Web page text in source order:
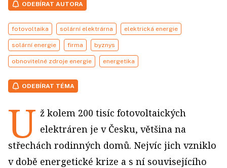
ODEBÍRAT AUTORA
fotovoltaika solární elektrárna elektrická energie
solární energie firma byznys
obnovitelné zdroje energie energetika
ODEBÍRAT TÉMA
U ž kolem 200 tisíc fotovoltaických
elektráren je v Česku, většina na
střechách rodinných domů. Nejvíc jich vzniklo
v době energetické krize a s ní souvisejícího